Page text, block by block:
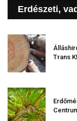
Erdészeti,
Trans